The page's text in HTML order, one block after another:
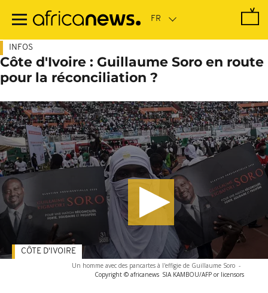
contenu
INFOS
Côte d'Ivoire : Guillaume Soro en route
pour la réconciliation ?
Un homme avec des pancartes à l'effigie de Guillaume Soro -
Copyright © africanews SIA KAMBOU/AFP or licensors
CÔTE D'IVOIRE